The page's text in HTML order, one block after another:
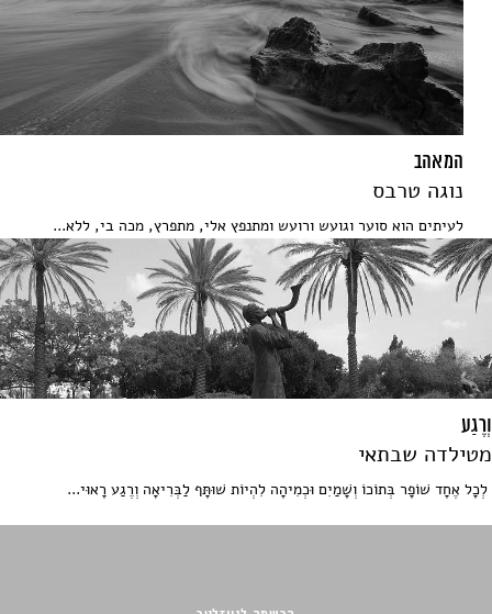
המאהב
נוגה טרבס
לעיתים הוא סוער וגועש ורועש ומתנפץ אלי, מתפרץ, מכה בי, ללא...
וְרֶגַע
מטילדה שבתאי
לְכָל אֶחָד שׁוֹפָר בְּתוֹכוֹ וְשָׁמַיִם וּכְמִיהָה לִהְיוֹת שׁוּתָּף לַבְּרִיאָה וְרֶגַע רָאוּי...